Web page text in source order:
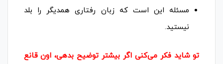
مسئله این است که زبان رفتاری همدیگر را بلد
نیستید.
تو شاید فکر می‌کنی اگر بیشتر توضیح بدهی، اون قانع